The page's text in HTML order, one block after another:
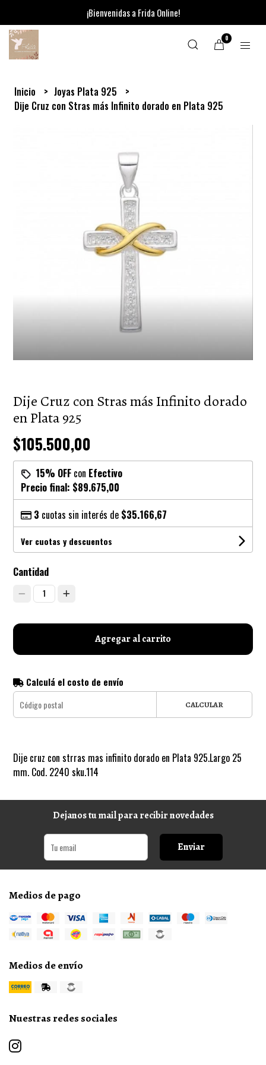
¡Bienvenidas a Frida Online!
0
Inicio
Joyas Plata 925
Dije Cruz con Stras más Infinito dorado en Plata 925
Dije Cruz con Stras más Infinito dorado
en Plata 925
$105.500,00
15% OFF con Efectivo
Precio final: $89.675,00
3 cuotas sin interés de $35.166,67
Ver cuotas y descuentos
Cantidad
1
Agregar al carrito
Calculá el costo de envío
CALCULAR
Dije cruz con strras mas infinito dorado en Plata 925.Largo 25
mm. Cod. 2240 sku.114
Dejanos tu mail para recibir novedades
Enviar
Medios de pago
Medios de envío
Nuestras redes sociales